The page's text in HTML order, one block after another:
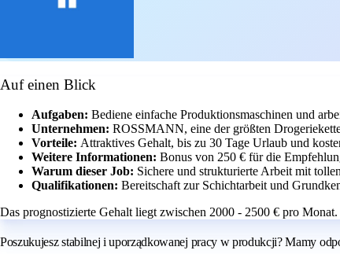
Auf einen Blick
Aufgaben: Bediene einfache Produktionsmaschinen und
Unternehmen: ROSSMANN, eine der größten
Vorteile: Attraktives Gehalt, bis zu 30 Tage Urlaub und
Weitere Informationen: Bonus von 250 € für die
Warum dieser Job: Sichere und strukturierte Arbeit mit
Qualifikationen: Bereitschaft zur Schichtarbeit und
Das prognostizierte Gehalt liegt zwischen 2000 - 2500 € pro Monat.
Poszukujesz stabilnej i uporządkowanej pracy w produkcji? Mamy